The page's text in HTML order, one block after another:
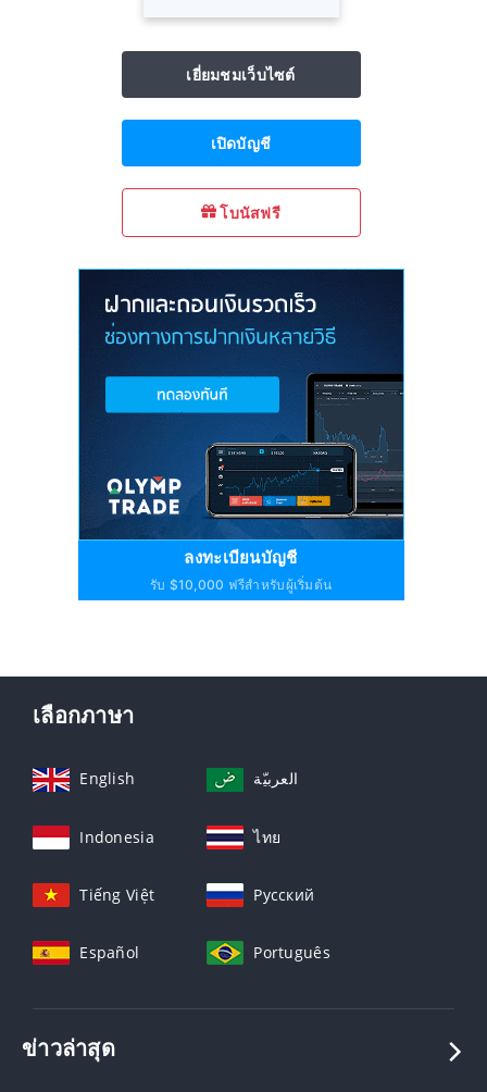
เยี่ยมชมเว็บไซต์
เปิดบัญชี
โบนัสฟรี
ลงทะเบียนบัญชี
รับ $10,000 ฟรีสำหรับผู้เริ่มต้น
เลือกภาษา
English العربيّة
Indonesia ไทย
Tiếng Việt Русский
Español Português
ข่าวล่าสุด